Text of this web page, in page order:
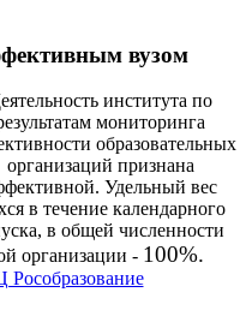
вузом
института по
мониторинга
образовательных
организаций признана
Удельный вес
в течение календарного
в общей численности
организации - 100%.